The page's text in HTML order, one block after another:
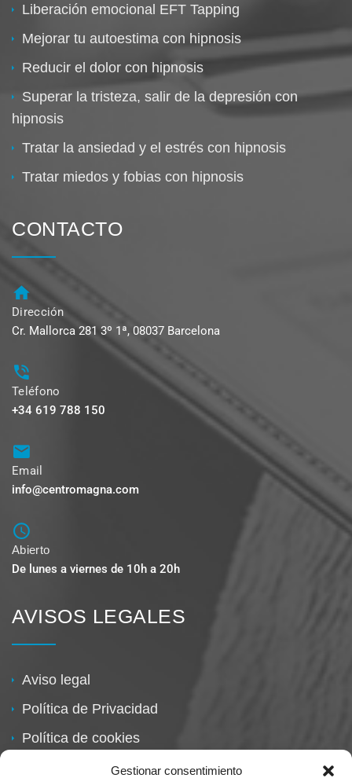
Gestionar consentimiento
Liberación emocional EFT Tapping
Mejorar tu autoestima con hipnosis
Reducir el dolor con hipnosis
Superar la tristeza, salir de la depresión con
hipnosis
Tratar la ansiedad y el estrés con hipnosis
Tratar miedos y fobias con hipnosis
CONTACTO
Dirección
Cr. Mallorca 281 3º 1ª, 08037 Barcelona
Teléfono
+34 619 788 150
Email
info@centromagna.com
Abierto
De lunes a viernes de 10h a 20h
AVISOS LEGALES
Aviso legal
Política de Privacidad
Política de cookies
Política de devoluciones